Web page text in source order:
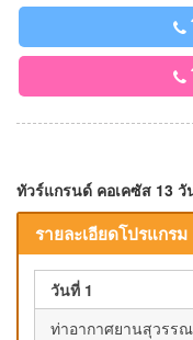
ทัวร์แกรนด์ คอเคซัส 13 วั
รายละเอียดโปรแกรม
วันที่ 1
ท่าอากาศยานสุวรร